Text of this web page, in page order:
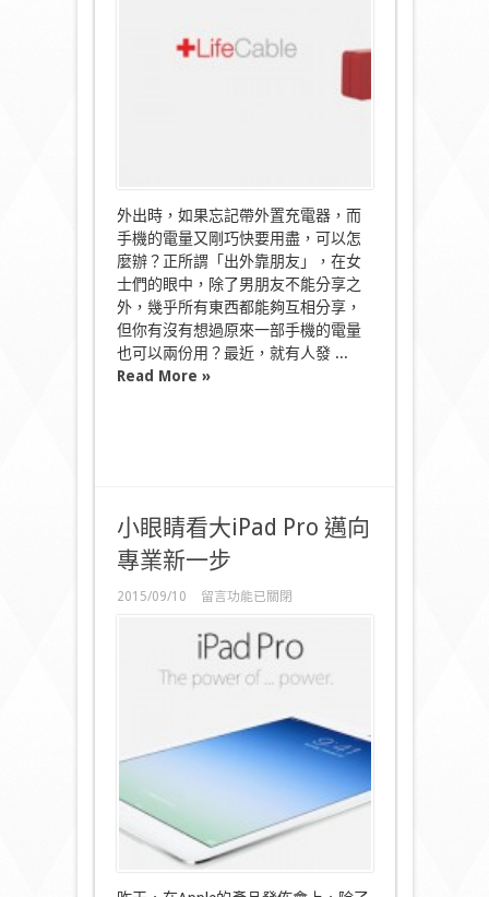
線
手
用〉
中
外出時，如果忘記帶外置充電器，而
手機的電量又剛巧快要用盡，可以怎
麼辦？正所謂「出外靠朋友」，在女
士們的眼中，除了男朋友不能分享之
外，幾乎所有東西都能夠互相分享，
但你有沒有想過原來一部手機的電量
也可以兩份用？最近，就有人發 ...
Read More »
小眼睛看大iPad Pro 邁向
專業新一步
2015/09/10
在
眼
睛
大
邁
向
步〉
中
留言功能已關閉